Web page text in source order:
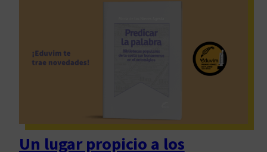
Un lugar propicio a los